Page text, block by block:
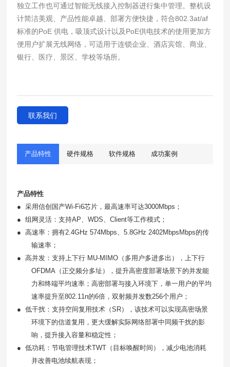
独立工作也可通过智能无线接入控制器进行集中管理。整机设
计简洁美观、产品性能卓越、部署方便快捷，符合802.3at/af
标准的PoE 供电，吸顶式设计以及PoE供电技术的使用更加方
便用户扩展无线网络，可适用于连锁企业、酒店宾馆、商业、
银行、医疗、景区、学校等场所。
联系我们
产品特性 硬件规格 软件规格 成功案例
产品特性
●采用信创国产Wi-Fi6芯片，最高速率可达3000Mbps；
●组网灵活：支持AP、WDS、Client等工作模式；
●高速率：拥有2.4GHz 574Mbps、5.8GHz 2402MbpsMbps的传
输速率；
●高并发：支持上下行 MU-MIMO（多用户多进多出），上下行
OFDMA（正交频分多址），提升高密度部署场景下的并发能
力和终端平均速率；高密部署与接入环境下，单一用户的平均
速率提升至802.11n的6倍，双射频并发数256个用户；
●低干扰：支持空间复用技术（SR），该技术可以实现高密场景
环境下的信道复用，更大缓解实际网络部署中同频干扰的影
响，提升接入容量和稳定性；
●低功耗：节电管理技术TWT（目标唤醒时间），减少电池消耗
并改善电池续航表现；